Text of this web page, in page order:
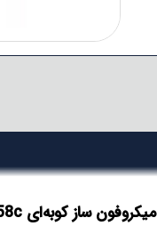
میکروفون ساز کوبه‌ای Beyerdynamic TG D58c